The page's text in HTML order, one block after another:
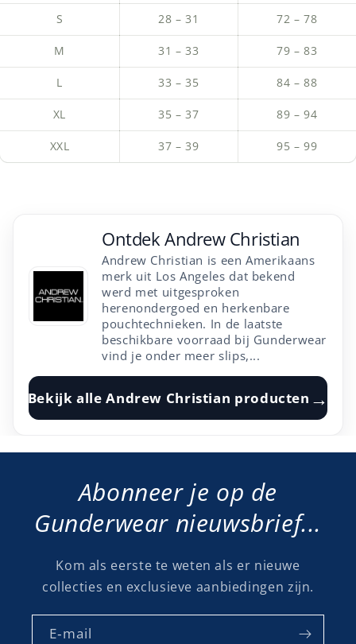
S 28 – 31 72 – 78
M 31 – 33 79 – 83
L 33 – 35 84 – 88
XL 35 – 37 89 – 94
XXL 37 – 39 95 – 99
OntdekAndrew Christian
Andrew Christian is een Amerikaans
merk uit Los Angeles dat bekend
werd met uitgesproken
herenondergoed en herkenbare
pouchtechnieken. In de laatste
beschikbare voorraad bij Gunderwear
vind je onder meer slips,...
Bekijk alleAndrew Christian producten →
Abonneer je op de
Gunderwear nieuwsbrief...
Kom als eerste te weten als er nieuwe
collecties en exclusieve aanbiedingen zijn.
E‑mail